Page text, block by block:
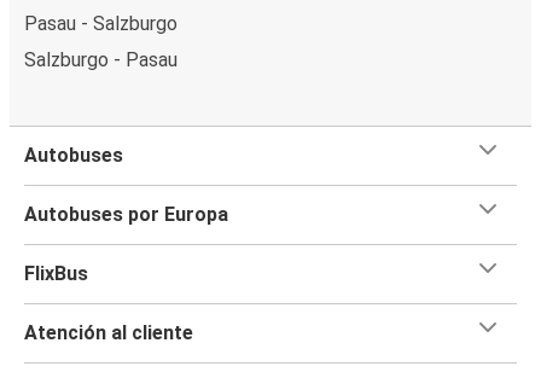
Pasau - Salzburgo
Salzburgo - Pasau
Autobuses
Autobuses por Europa
FlixBus
Atención al cliente